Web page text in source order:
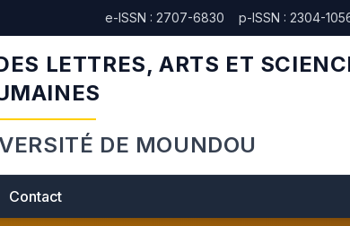
e-ISSN : 2707-6830 p-ISSN : 2304-
LETTRES, ARTS ET
DE MOUNDOU
Contact